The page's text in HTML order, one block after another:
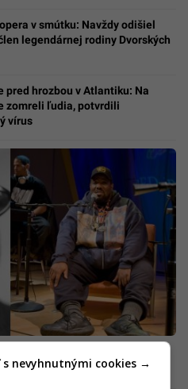
v smútku: Navždy odišiel
legendárnej rodiny Dvorských
pred hrozbou v Atlantiku: Na
zomreli ľudia, potvrdili
vírus
Ovplyvnil generácie, po
obvinenia
s nevyhnutnými cookies →